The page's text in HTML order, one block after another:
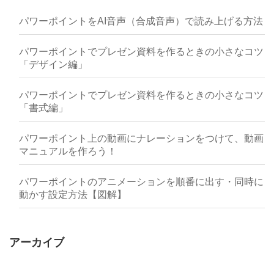
パワーポイントをAI音声（合成音声）で読み上げる方法
パワーポイントでプレゼン資料を作るときの小さなコツ
「デザイン編」
パワーポイントでプレゼン資料を作るときの小さなコツ
「書式編」
パワーポイント上の動画にナレーションをつけて、動画
マニュアルを作ろう！
パワーポイントのアニメーションを順番に出す・同時に
動かす設定方法【図解】
アーカイブ